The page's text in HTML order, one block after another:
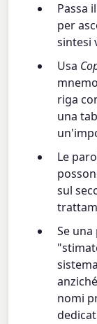
Passa
per
sintesi
Usa
riga
una
Le
sul
Se
nomi